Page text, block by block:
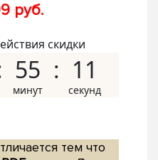
руб.
скидки
55 10
тем что